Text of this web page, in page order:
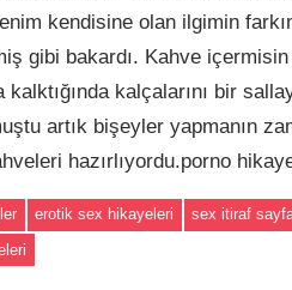
kendisine olan ilgimin
gibi bakardı. Kahve
kalçalarını bir
artık bişeyler yapmanın
hazırlıyordu.porno
erotik sex hikayeleri sex itiraf